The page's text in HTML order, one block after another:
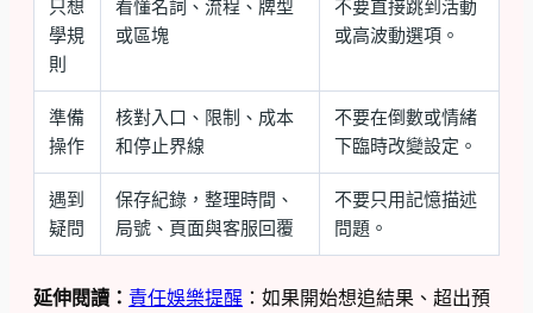
只想
學規
則
看懂名詞、流程、牌型
或區塊
不要直接跳到活動
或高波動選項。
準備
操作
核對入口、限制、成本
和停止界線
不要在倒數或情緒
下臨時改變設定。
遇到
疑問
保存紀錄，整理時間、
局號、頁面與客服回覆
不要只用記憶描述
問題。
延伸閱讀： 責任娛樂提醒 ：如果開始想追結果、超出預